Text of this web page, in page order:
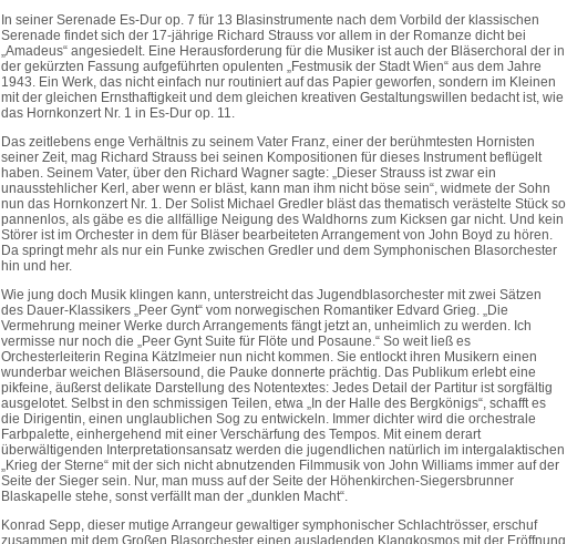
In seiner Serenade Es-Dur op. 7 für 13 Blasinstrumente nach dem Vorbild der klassischen
Serenade findet sich der 17-jährige Richard Strauss vor allem in der Romanze dicht bei
„Amadeus“ angesiedelt. Eine Herausforderung für die Musiker ist auch der Bläserchoral der in
der gekürzten Fassung aufgeführten opulenten „Festmusik der Stadt Wien“ aus dem Jahre
1943. Ein Werk, das nicht einfach nur routiniert auf das Papier geworfen, sondern im Kleinen
mit der gleichen Ernsthaftigkeit und dem gleichen kreativen Gestaltungswillen bedacht ist, wie
das Hornkonzert Nr. 1 in Es-Dur op. 11.
Das zeitlebens enge Verhältnis zu seinem Vater Franz, einer der berühmtesten Hornisten
seiner Zeit, mag Richard Strauss bei seinen Kompositionen für dieses Instrument beflügelt
haben. Seinem Vater, über den Richard Wagner sagte: „Dieser Strauss ist zwar ein
unausstehlicher Kerl, aber wenn er bläst, kann man ihm nicht böse sein“, widmete der Sohn
nun das Hornkonzert Nr. 1. Der Solist Michael Gredler bläst das thematisch verästelte Stück so
pannenlos, als gäbe es die allfällige Neigung des Waldhorns zum Kicksen gar nicht. Und kein
Störer ist im Orchester in dem für Bläser bearbeiteten Arrangement von John Boyd zu hören.
Da springt mehr als nur ein Funke zwischen Gredler und dem Symphonischen Blasorchester
hin und her.
Wie jung doch Musik klingen kann, unterstreicht das Jugendblasorchester mit zwei Sätzen
des Dauer-Klassikers „Peer Gynt“ vom norwegischen Romantiker Edvard Grieg. „Die
Vermehrung meiner Werke durch Arrangements fängt jetzt an, unheimlich zu werden. Ich
vermisse nur noch die „Peer Gynt Suite für Flöte und Posaune.“ So weit ließ es
Orchesterleiterin Regina Kätzlmeier nun nicht kommen. Sie entlockt ihren Musikern einen
wunderbar weichen Bläsersound, die Pauke donnerte prächtig. Das Publikum erlebt eine
pikfeine, äußerst delikate Darstellung des Notentextes: Jedes Detail der Partitur ist sorgfältig
ausgelotet. Selbst in den schmissigen Teilen, etwa „In der Halle des Bergkönigs“, schafft es
die Dirigentin, einen unglaublichen Sog zu entwickeln. Immer dichter wird die orchestrale
Farbpalette, einhergehend mit einer Verschärfung des Tempos. Mit einem derart
überwältigenden Interpretationsansatz werden die jugendlichen natürlich im intergalaktischen
„Krieg der Sterne“ mit der sich nicht abnutzenden Filmmusik von John Williams immer auf der
Seite der Sieger sein. Nur, man muss auf der Seite der Höhenkirchen-Siegersbrunner
Blaskapelle stehe, sonst verfällt man der „dunklen Macht“.
Konrad Sepp, dieser mutige Arrangeur gewaltiger symphonischer Schlachtrösser, erschuf
zusammen mit dem Großen Blasorchester einen ausladenden Klangkosmos mit der Eröffnung